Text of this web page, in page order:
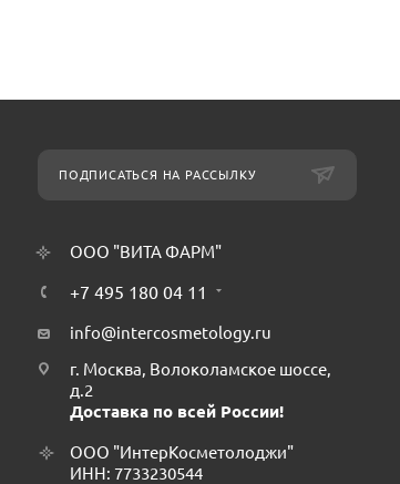
ПОДПИСАТЬСЯ НА РАССЫЛКУ
ООО "ВИТА ФАРМ"
+7 495 180 04 11
info@intercosmetology.ru
г. Москва, Волоколамское шоссе,
д.2
Доставка по всей России!
ООО "ИнтерКосметолоджи"
ИНН: 7733230544